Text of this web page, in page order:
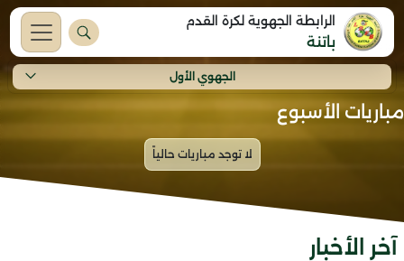
الرابطة الجهوية لكرة القدم
باتنة
الجهوي الأول
مباريات الأسبوع
آخر الأخبار